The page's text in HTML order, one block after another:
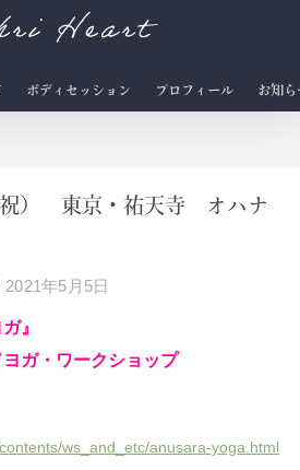
Heart
ボディセッション プロフィール お知
） 東京・祐天寺 オハナ
2021年5月5日
』
ガ・ワークショップ
ws_and_etc/anusara-yoga.html